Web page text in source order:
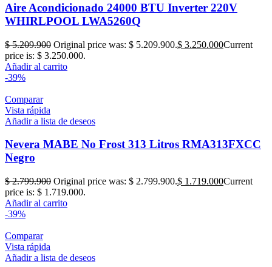
Aire Acondicionado 24000 BTU Inverter 220V
WHIRLPOOL LWA5260Q
$5.209.900 Original price was: $ 5.209.900.$ 3.250.000Current
price is: $ 3.250.000.
Añadir al carrito
-39%
Comparar
Vista rápida
Añadir a lista de deseos
Nevera MABE No Frost 313 Litros RMA313FXCC
Negro
$2.799.900 Original price was: $ 2.799.900.$ 1.719.000Current
price is: $ 1.719.000.
Añadir al carrito
-39%
Comparar
Vista rápida
Añadir a lista de deseos